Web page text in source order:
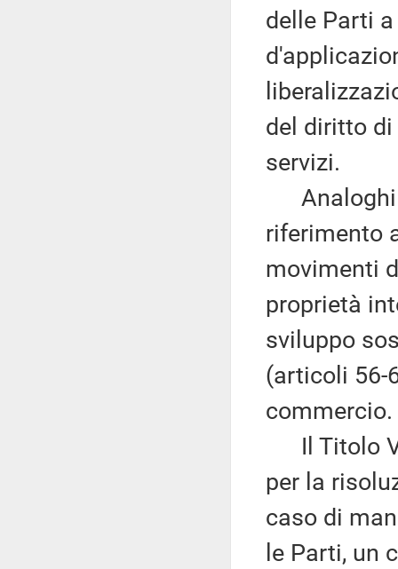
delle Parti
del diritto
servizi.
Analoghi
riferimento
movimenti
proprietà
sviluppo
(articoli 56-
commercio.
Il Titolo
per la
caso di
le Parti, un